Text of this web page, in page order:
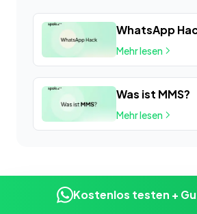
WhatsApp
Mehr lesen
Was ist MMS?
Mehr lesen
Kostenlos testen +